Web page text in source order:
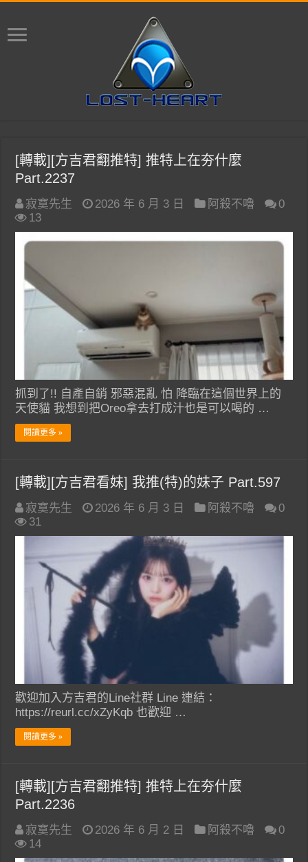
[轉載][方吉君翻推特] 推特上在夯什麼
Part.2237
寂寞先生 2026 年 6 月 3 日 阿殺不嚕
0
13
抓到了!! 自產自銷 邪惡混亂 怕 降臨在這個世界上的
天使貓 我想到把Oreo拿去打成汁也是可以喝的 …
閱讀更多 »
[轉載][方吉君看妹] 我推(特)的妹子 Part.597
寂寞先生 2026 年 6 月 3 日 阿殺不嚕
0
31
歡迎加入方吉君的Line社群 Line 連結：
https://reurl.cc/xZyKqb 也歡迎 …
閱讀更多 »
[轉載][方吉君翻推特] 推特上在夯什麼
Part.2236
寂寞先生 2026 年 6 月 2 日 阿殺不嚕
0
14